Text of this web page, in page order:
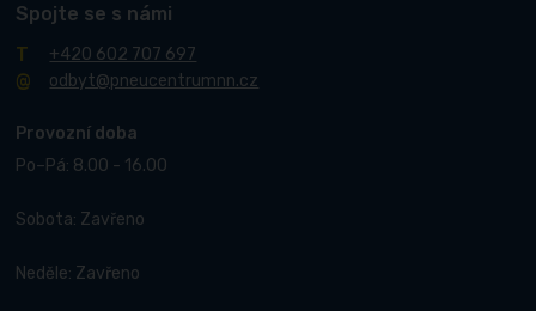
Spojte se s námi
+420 602 707 697
odbyt@pneucentrumnn.cz
Provozní doba
Po–Pá: 8.00 - 16.00
Sobota: Zavřeno
Neděle: Zavřeno